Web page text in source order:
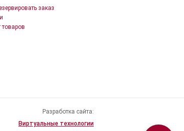
заказ
товаров
Разработка сайта:
Виртуальные технологии